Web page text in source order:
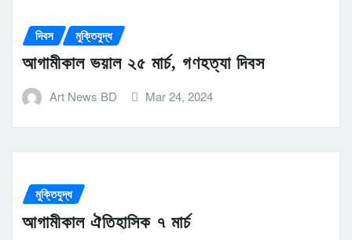
দিবস মুক্তিযুদ্ধ
আগামীকাল ভয়াল ২৫ মার্চ, গণহত্যা দিবস
Art News BD Mar 24, 2024
মুক্তিযুদ্ধ
আগামীকাল ঐতিহাসিক ৭ মার্চ